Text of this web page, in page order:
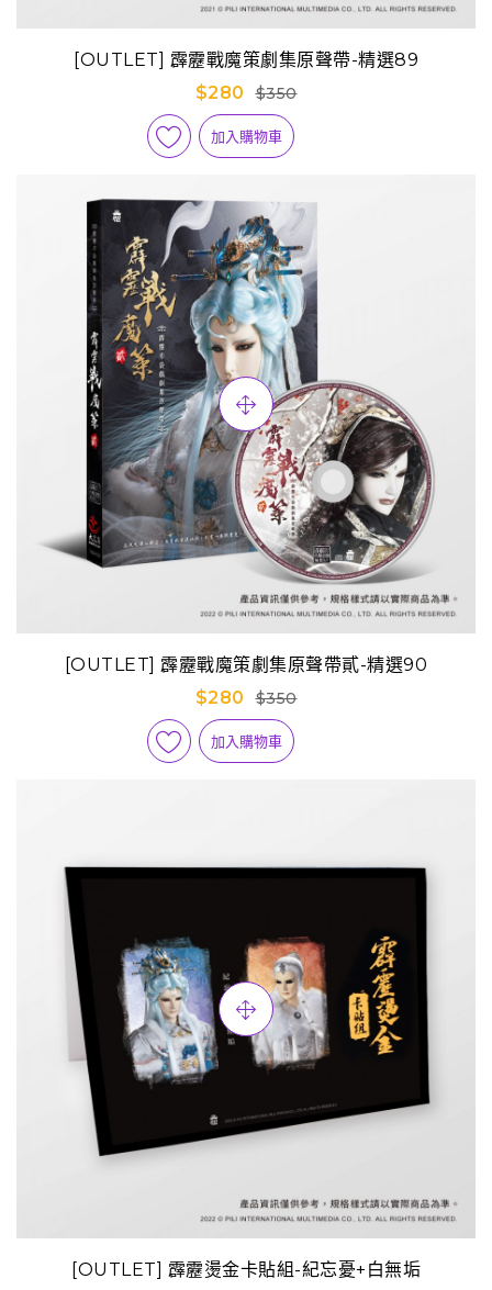
[OUTLET] 霹靂戰魔策劇集原聲帶-精選89
$280
$350
加入購物車
[OUTLET] 霹靂戰魔策劇集原聲帶貳-精選90
$280
$350
加入購物車
[OUTLET] 霹靂燙金卡貼組-紀忘憂+白無垢